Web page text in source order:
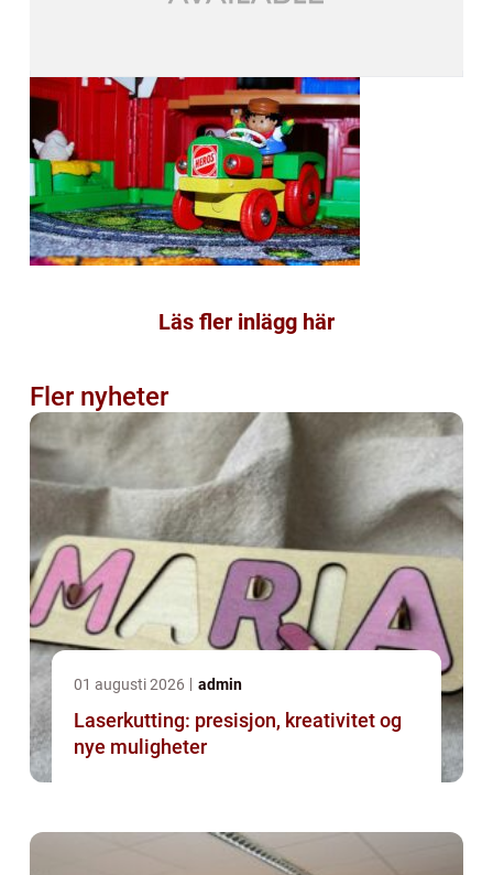
Läs fler inlägg här
Fler nyheter
01 augusti 2026 admin
Laserkutting: presisjon, kreativitet og
nye muligheter